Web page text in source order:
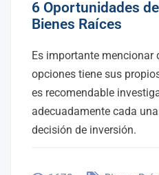
6 Oportunidades
Bienes Raíces
Es importante mencionar
opciones tiene sus
es recomendable
adecuadamente cada
decisión de inversión.